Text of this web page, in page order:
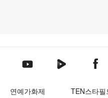
텐아시아 유튜브텐아시아 네이버
텐아
연예가화제 TEN스타필